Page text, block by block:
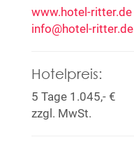
www.hotel-ritter.de
info@hotel-ritter.de
Hotelpreis:
5 Tage 1.045,- €
zzgl. MwSt.